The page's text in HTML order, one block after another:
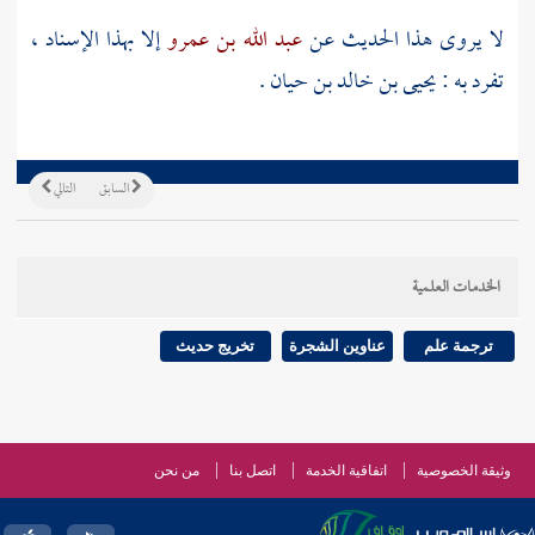
لا يروى هذا الحديث عنعبد الله بن عمروإلا بهذا الإسناد ،
تفرد به :يحيى بن خالد بن حيان.
التالي السابق
الخدمات العلمية
ترجمة علم عناوين الشجرة تخريج حديث
وثيقة الخصوصية اتفاقية الخدمة اتصل بنا من نحن